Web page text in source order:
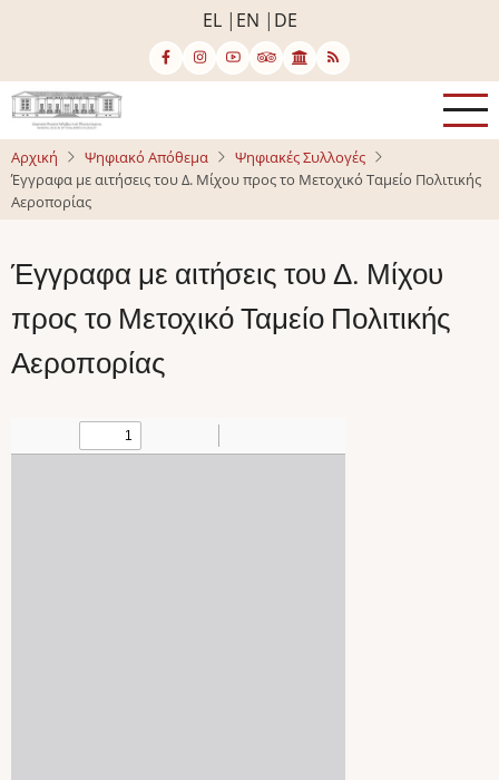
κυρίως
περιεχόμενο
EL EN DE
Αρχική Ψηφιακό Απόθεμα
Ψηφιακές Συλλογές
Έγγραφα με αιτήσεις του Δ. Μίχου προς το Μετοχικό Ταμείο Πολιτικής
Αεροπορίας
Έγγραφα με αιτήσεις του Δ. Μίχου
προς το Μετοχικό Ταμείο Πολιτικής
Αεροπορίας